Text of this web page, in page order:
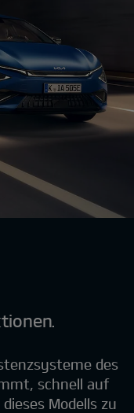
des
schnell auf
Modells zu